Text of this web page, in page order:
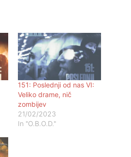
151: Poslednji od nas VI:
Veliko drame, nič
zombijev
21/02/2023
In "O.B.O.D."